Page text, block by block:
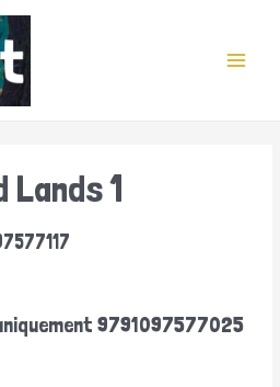
Lands 1
9791097577025